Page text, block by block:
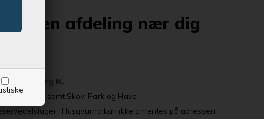
en afdeling nær dig
6715 Esbjerg N.
samt Skov, Park og Have
| Husqvarna kan ikke afhentes på adressen